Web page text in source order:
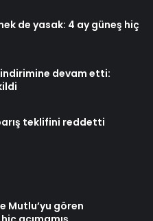
de yasak: 4 ay güneş hiç
indirimine devam etti:
teklifini reddetti
Mutlu’yu gören